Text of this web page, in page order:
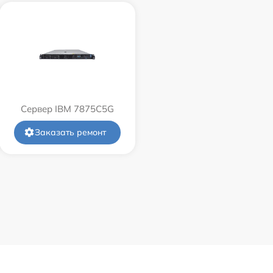
Сервер IBM 7875C5G
Заказать ремонт